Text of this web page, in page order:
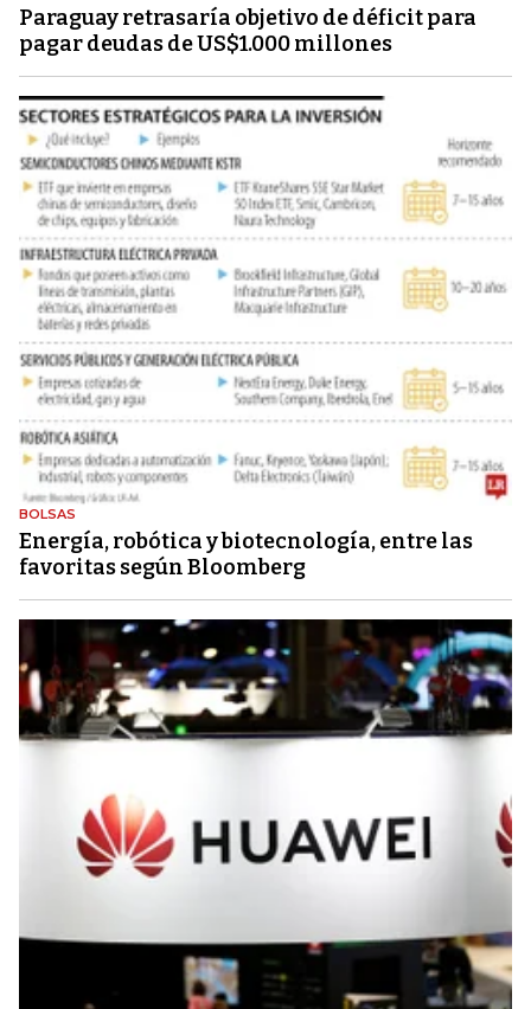
Paraguay retrasaría objetivo de déficit para
pagar deudas de US$1.000 millones
BOLSAS
Energía, robótica y biotecnología, entre las
favoritas según Bloomberg